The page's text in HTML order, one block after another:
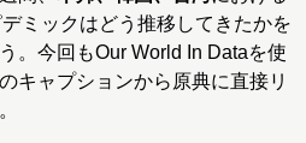
ミックはどう推移してきたかを
。今回もOur World In Dataを使
キャプションから原典に直接リ